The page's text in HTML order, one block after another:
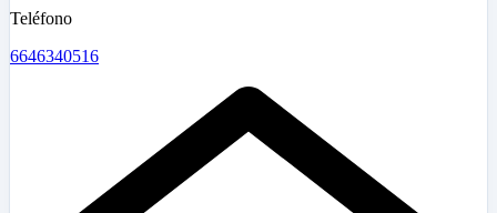
Teléfono
6646340516